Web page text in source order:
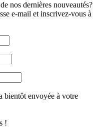
nos dernières nouveautés?
e-mail et inscrivez-vous à
bientôt envoyée à votre
!